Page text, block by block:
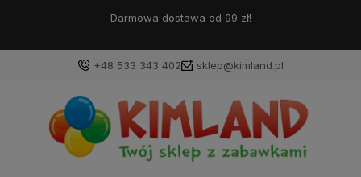
Darmowa dostawa od 99 zł!
+48 533 343 402 sklep@kimland.pl